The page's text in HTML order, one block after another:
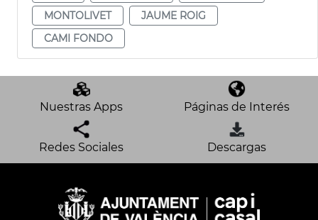
MONTOLIVET
JAUME ROIG
CAMI FONDO
Nuestras Apps Páginas de Interés
Redes Sociales Descargas